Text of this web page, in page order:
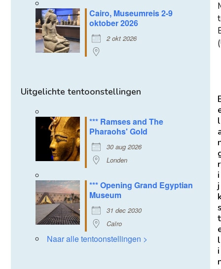
Cairo, Museumreis 2-9
oktober 2026
2 okt 2026
Uitgelichte tentoonstellingen
*** Ramses and The
Pharaohs' Gold
30 aug 2026
Londen
*** Opening Grand Egyptian
Museum
31 dec 2030
Caïro
Naar alle tentoonstellingen >
l
r
i
j
t
l
i